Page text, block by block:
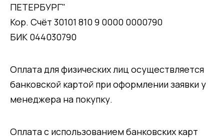
ПЕТЕРБУРГ"
Кор. Счёт 30101 810 9 0000 0000790
БИК 044030790
Оплата для физических лиц осуществляется
банковской картой при оформлении заявки у
менеджера на покупку.
Оплата с использованием банковских карт